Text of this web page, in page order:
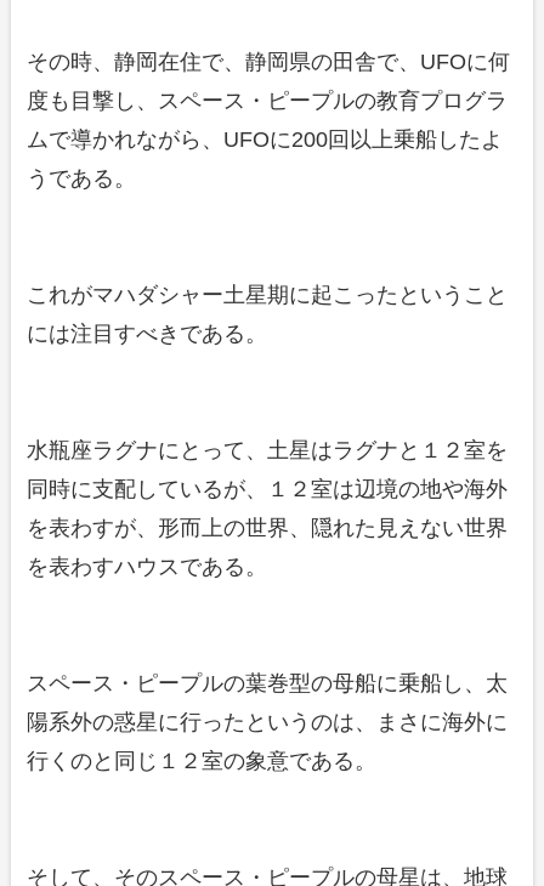
その時、静岡在住で、静岡県の田舎で、UFOに何
度も目撃し、スペース・ピープルの教育プログラ
ムで導かれながら、UFOに200回以上乗船したよ
うである。
これがマハダシャー土星期に起こったということ
には注目すべきである。
水瓶座ラグナにとって、土星はラグナと１２室を
同時に支配しているが、１２室は辺境の地や海外
を表わすが、形而上の世界、隠れた見えない世界
を表わすハウスである。
スペース・ピープルの葉巻型の母船に乗船し、太
陽系外の惑星に行ったというのは、まさに海外に
行くのと同じ１２室の象意である。
そして、そのスペース・ピープルの母星は、地球